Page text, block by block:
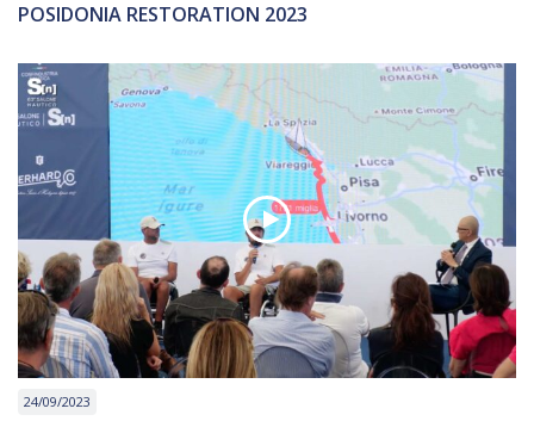
POSIDONIA RESTORATION 2023
24/09/2023